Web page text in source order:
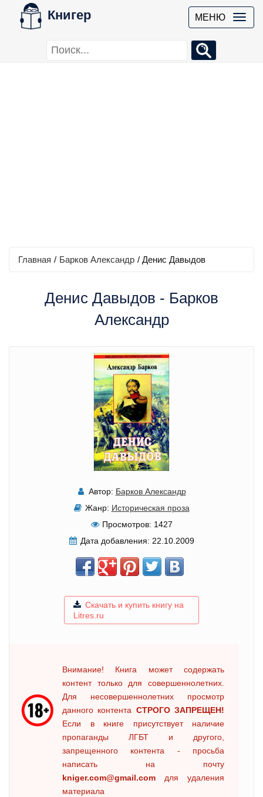
Книгер МЕНЮ
Главная / Барков Александр / Денис Давыдов
Денис Давыдов - Барков
Александр
Автор: Барков Александр
Жанр: Историческая проза
Просмотров: 1427
Дата добавления: 22.10.2009
Скачать и купить книгу на
Litres.ru
Внимание! Книга может содержать
контент только для совершеннолетних.
Для несовершеннолетних просмотр
данного контента СТРОГО ЗАПРЕЩЕН!
Если в книге присутствует наличие
пропаганды ЛГБТ и другого,
запрещенного контента - просьба
написать на почту
kniger.com@gmail.com для удаления
материала